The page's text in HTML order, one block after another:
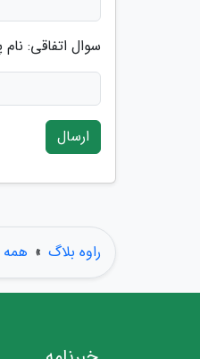
سوال اتفاقی:
ارسال
راوه بلاگ » همه